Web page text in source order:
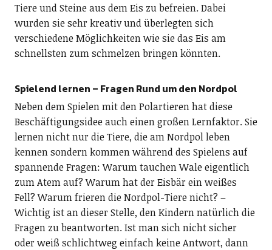
Tiere und Steine aus dem Eis zu befreien. Dabei
wurden sie sehr kreativ und überlegten sich
verschiedene Möglichkeiten wie sie das Eis am
schnellsten zum schmelzen bringen könnten.
Spielend lernen – Fragen Rund um den Nordpol
Neben dem Spielen mit den Polartieren hat diese
Beschäftigungsidee auch einen großen Lernfaktor. Sie
lernen nicht nur die Tiere, die am Nordpol leben
kennen sondern kommen während des Spielens auf
spannende Fragen: Warum tauchen Wale eigentlich
zum Atem auf? Warum hat der Eisbär ein weißes
Fell? Warum frieren die Nordpol-Tiere nicht? –
Wichtig ist an dieser Stelle, den Kindern natürlich die
Fragen zu beantworten. Ist man sich nicht sicher
oder weiß schlichtweg einfach keine Antwort, dann